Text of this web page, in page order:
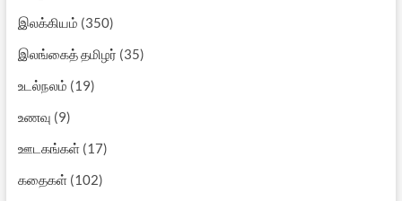
இலக்கியம் (350)
இலங்கைத் தமிழர் (35)
உடல்நலம் (19)
உணவு (9)
ஊடகங்கள்(17)
கதைகள்(102)